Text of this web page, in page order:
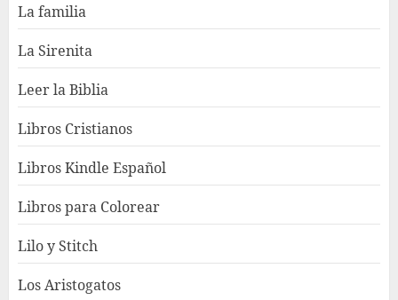
La familia
La Sirenita
Leer la Biblia
Libros Cristianos
Libros Kindle Español
Libros para Colorear
Lilo y Stitch
Los Aristogatos